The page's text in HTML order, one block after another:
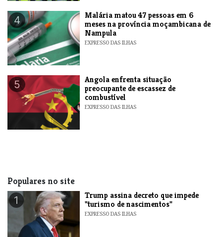
4
​Malária matou 47 pessoas em 6
meses na província moçambicana de
Nampula
EXPRESSO DAS ILHAS
5
Angola enfrenta situação
preocupante de escassez de
combustível
EXPRESSO DAS ILHAS
Populares no site
1
Trump assina decreto que impede
"turismo de nascimentos"
EXPRESSO DAS ILHAS